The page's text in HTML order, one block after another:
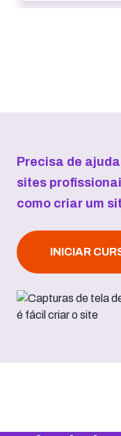
Precisa de
sites
como criar um
INICIAR